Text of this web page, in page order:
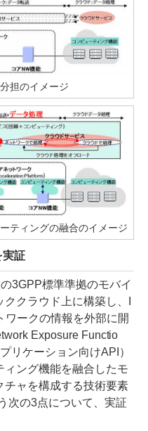
担のイメージ
ティングの融合のイメージ
実証
3GPP標準準拠のモバイ
クラウド上に構築し、I
ワークの情報を外部に開
Exposure Functio
リケーション向けAPI）
ィング機能を融合したモ
チャを構成する技術要素
次の3点について、実証